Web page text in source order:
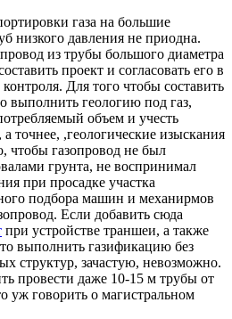
газа на большие
низкого давления не приодна.
из трубы большого диаметра
проект и согласовать его в
Для того чтобы составить
выполнить геологию под газ,
объем и учесть
точнее, ,геологические изыскания
чтобы газопровод не был
грунта, не воспринимал
при просадке участка
подбора машин и механирмов
Если добавить сюда
при устройстве траншеи, а также
выполнить газификацию без
структур, зачастую, невозможно.
провести даже 10-15 м трубы от
уж говорить о магистральном